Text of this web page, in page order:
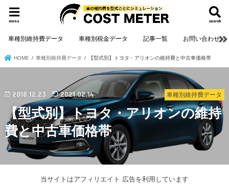
search
menu
車種別維持費データ 車種別税金データ 記事一覧 お問い合わせ
HOME 車種別維持費データ 【型式別】トヨタ・アリオンの維持費と中古車価格帯
車種別維持費データ
2018.12.23 2021.02.14
【型式別】トヨタ・アリオンの維持
費と中古車価格帯
当サイトはアフィリエイト 広告を利用しています